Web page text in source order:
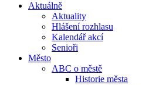
Aktuálně
Aktuality
Hlášení rozhlasu
Kalendář akcí
Senioři
Město
ABC o městě
Historie města